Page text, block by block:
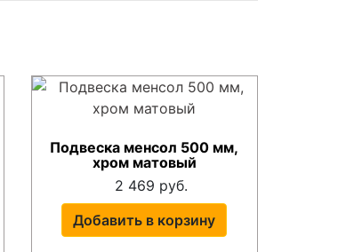
Подвеска менсол 500 мм,
хром матовый
2 469 руб.
Добавить в корзину